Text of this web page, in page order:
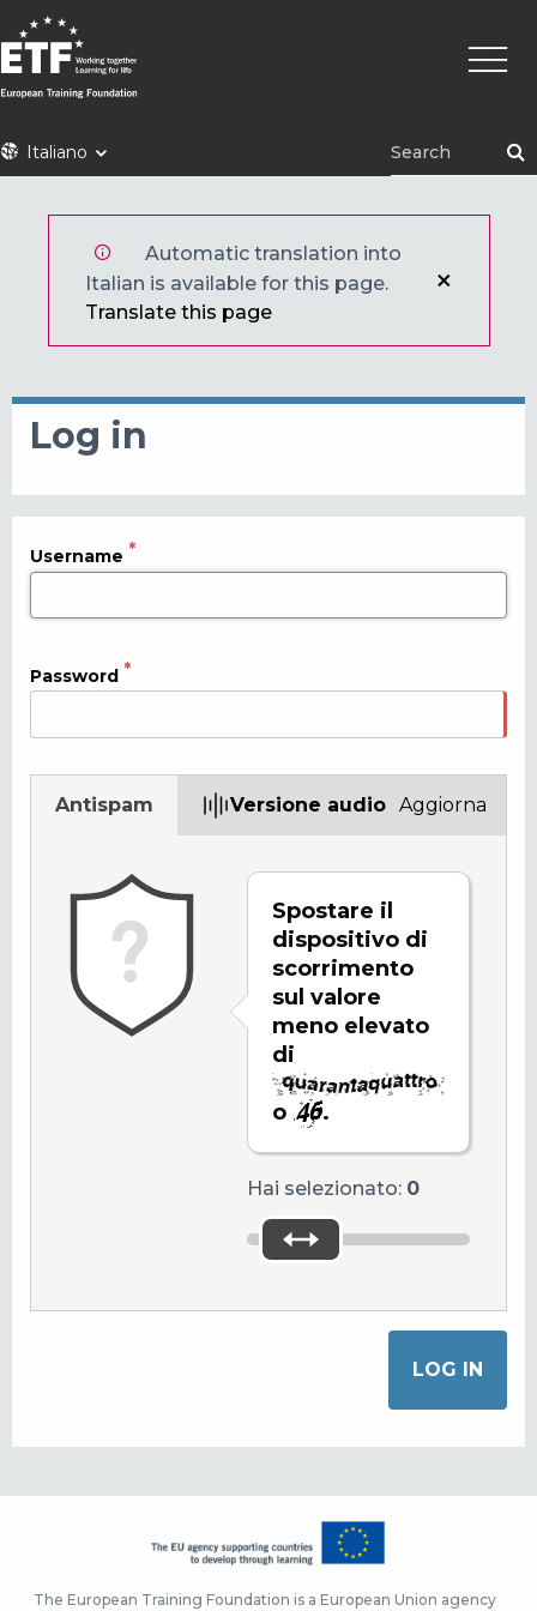
Skip
to
main
content
ETFItaliano
Main
Automatic translation into
Italian is available for this page.
Translate this page
Log in
Username
Password
Antispam Versione audio
Spostare il
dispositivo di
scorrimento
sul valore
meno elevato
di
o .
Hai selezionato: 0
Aggiorna
The European Training Foundation is a European Union agency